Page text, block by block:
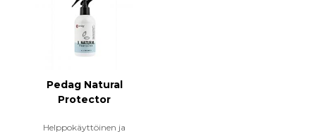
Pedag Natural
Protector
Helppokäyttöinen ja